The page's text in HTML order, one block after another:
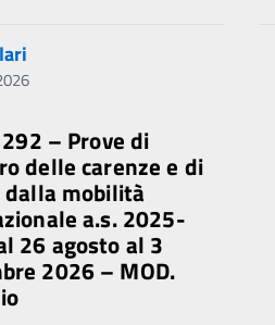
– Prove di
delle carenze e di
mobilità
a.s. 2025-
26 agosto al 3
2026 – MOD.